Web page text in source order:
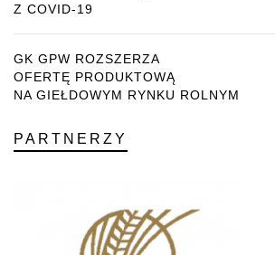
Z COVID-19
GK GPW ROZSZERZA
OFERTĘ PRODUKTOWĄ
NA GIEŁDOWYM RYNKU ROLNYM
PARTNERZY